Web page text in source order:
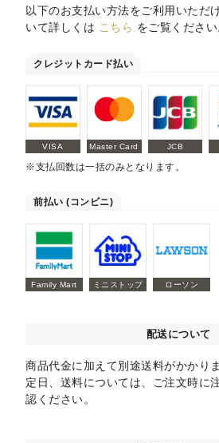
以下のお支払い方法をご利用いただ
いて詳しくは こちら をご覧ください
クレジットカード払い
VISA Master Card JCB
※支払回数は一括のみとなります。
前払い (コンビニ)
Family Mart ミニストップ ローソン
配送について
商品代金に加えて別途送料がかかり
定日、送料については、ご注文時に
認ください。